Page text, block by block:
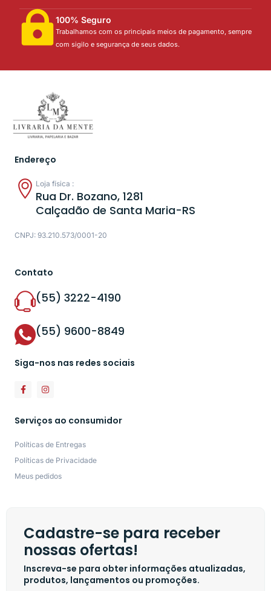
100% Seguro
Trabalhamos com os principais meios de pagamento, sempre
com sigilo e segurança de seus dados.
Endereço
Loja física :
Rua Dr. Bozano, 1281
Calçadão de Santa Maria-RS
CNPJ: 93.210.573/0001-20
Contato
(55) 3222-4190
(55) 9600-8849
Siga-nos nas redes sociais
Serviços ao consumidor
Políticas de Entregas
Políticas de Privacidade
Meus pedidos
Cadastre-se para receber
nossas ofertas!
Inscreva-se para obter informações atualizadas,
produtos, lançamentos ou promoções.